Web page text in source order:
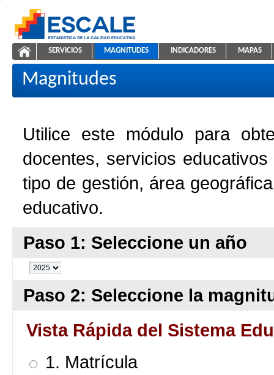
ESCALE - Unidad de Estadística Educativa
Magnitudes de la Educación
NAVEGACIÓN
SERVICIOS MAGNITUDES INDICADORES MAPAS
Magnitudes
Utilice este módulo para
docentes, servicios
tipo de gestión, área
educativo.
Paso 1: Seleccione un año
Paso 2: Seleccione la
Vista Rápida del Sistema
1. Matrícula